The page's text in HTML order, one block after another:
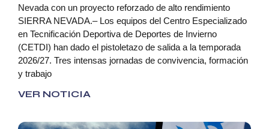
Nevada con un proyecto reforzado de alto rendimiento
SIERRA NEVADA.– Los equipos del Centro Especializado
en Tecnificación Deportiva de Deportes de Invierno
(CETDI) han dado el pistoletazo de salida a la temporada
2026/27. Tres intensas jornadas de convivencia, formación
y trabajo
VER NOTICIA